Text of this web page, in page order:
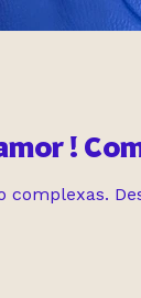
!
complexas.